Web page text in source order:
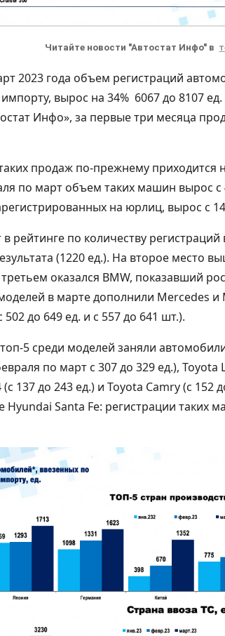
Читайте новости "Автостат Инфо" в
2023 года объем регистраций
вырос на 34% 6067 до 8107
Инфо», за первые три месяца
продаж по-прежнему приходится
по март объем таких машин вырос с
на юрлиц, вырос с
в рейтинге по количеству
(1220 ед.). На второе место
оказался BMW, показавший
в марте дополнили Mercedes
502 до 649 ед. и с 557 до 641 шт.).
5 среди моделей заняли
по март с 307 до 329 ед.), Toyota
(с 137 до 243 ед.) и Toyota Camry (с 152
Hyundai Santa Fe: регистрации таких